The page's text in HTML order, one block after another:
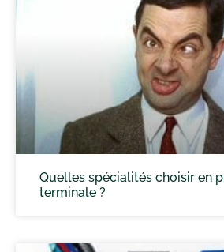
Quelles spécialités choisir en
terminale ?